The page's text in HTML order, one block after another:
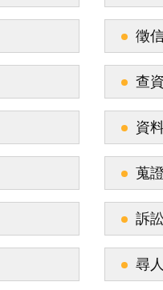
徵
查
資
蒐
訴
尋